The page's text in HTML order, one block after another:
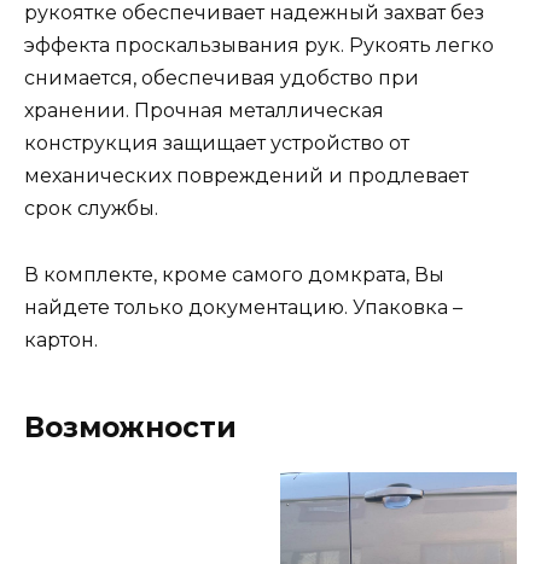
рукоятке обеспечивает надежный захват без
эффекта проскальзывания рук. Рукоять легко
снимается, обеспечивая удобство при
хранении. Прочная металлическая
конструкция защищает устройство от
механических повреждений и продлевает
срок службы.
В комплекте, кроме самого домкрата, Вы
найдете только документацию. Упаковка –
картон.
Возможности